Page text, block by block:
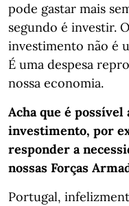
pode gastar mais
segundo é investir.
investimento não é
É uma despesa
nossa economia.
Acha que é
investimento, por
responder a
nossas Forças
Portugal,